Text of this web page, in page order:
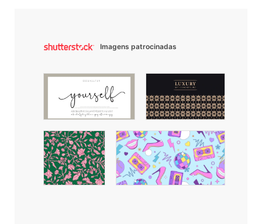
Imagens patrocinadas